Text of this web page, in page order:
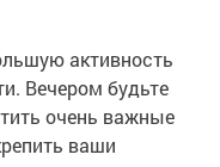
активность
Вечером будьте
очень важные
ваши